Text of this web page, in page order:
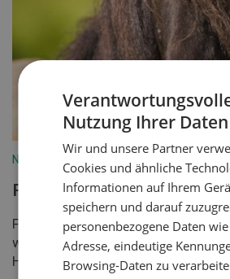
Nutztiere
Faserfutter
Faserprodukte erfreuen sich bei
wachsender Beliebtheit.
Heu eingesetzt, denn Raufutter
Nutzung Ihrer Daten
Wir und unsere Partner
Cookies und ähnliche
Informationen auf Ihrem
speichern und darauf
personenbezogene Daten
Adresse, eindeutige
Browsing-Daten zu